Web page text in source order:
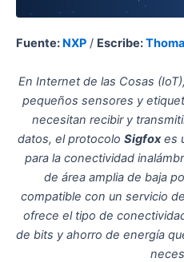
Fuente: NXP / Escribe:
En Internet de las Cosas
pequeños sensores y
necesitan recibir y
datos, el protocolo Sigfoxes
para la conectividad
de área amplia de baja
compatible con un servicio
ofrece el tipo de
de bits y ahorro de energía